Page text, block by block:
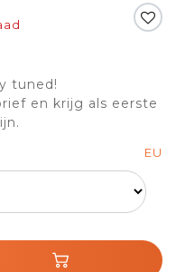
tuned!
en krijg als eerste
EU